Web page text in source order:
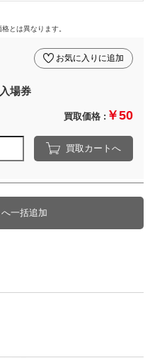
とは異なります。
場券
お気に入りに追加
買取価格 : ￥50
買取カートへ
一括追加